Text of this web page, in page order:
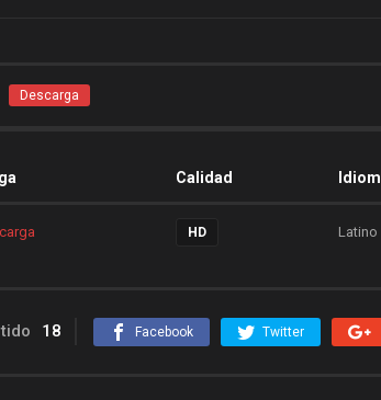
Descarga
Calidad
HD Latino
18 Facebook Twitter